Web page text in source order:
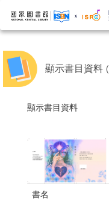
顯示書目資料 (
顯示書目資料
書名